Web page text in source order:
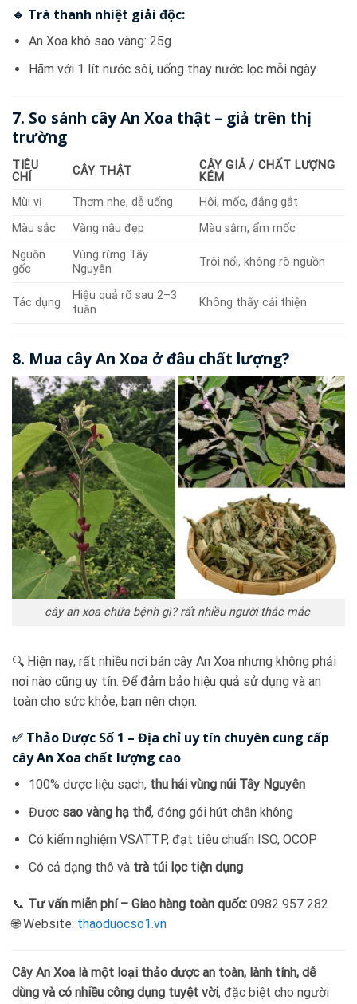
🔹 Trà thanh nhiệt giải độc:
An Xoa khô sao vàng: 25g
Hãm với 1 lít nước sôi, uống thay nước lọc mỗi ngày
7. So sánh cây An Xoa thật – giả trên thị
trường
TIÊU
CHÍ
CÂY THẬT
CÂY GIẢ / CHẤT LƯỢNG
KÉM
Mùi vị
Thơm nhẹ, dễ uống
Hôi, mốc, đắng gắt
Màu sắc
Vàng nâu đẹp
Màu sậm, ẩm mốc
Nguồn
gốc
Vùng rừng Tây
Nguyên
Trôi nổi, không rõ nguồn
Tác dụng
Hiệu quả rõ sau 2–3
tuần
Không thấy cải thiện
8. Mua cây An Xoa ở đâu chất lượng?
cây an xoa chữa bệnh gì? rất nhiều người thắc mắc
🔍 Hiện nay, rất nhiều nơi bán cây An Xoa nhưng không phải
nơi nào cũng uy tín. Để đảm bảo hiệu quả sử dụng và an
toàn cho sức khỏe, bạn nên chọn:
✅ Thảo Dược Số 1 – Địa chỉ uy tín chuyên cung cấp
cây An Xoa chất lượng cao
100% dược liệu sạch, thu hái vùng núi Tây Nguyên
Được sao vàng hạ thổ, đóng gói hút chân không
Có kiểm nghiệm VSATTP, đạt tiêu chuẩn ISO, OCOP
Có cả dạng thô và trà túi lọc tiện dụng
📞 Tư vấn miễn phí – Giao hàng toàn quốc: 0982 957 282
🌐 Website: thaoduocso1.vn
Cây An Xoa là một loại thảo dược an toàn, lành tính, dễ
dùng và có nhiều công dụng tuyệt vời, đặc biệt cho người